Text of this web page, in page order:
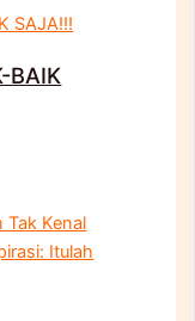
BAIK